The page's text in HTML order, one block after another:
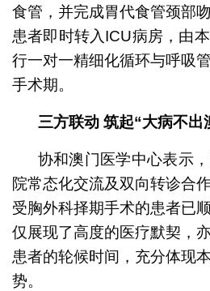
食管，并完成胃代食管颈部
患者即时转入ICU病房，由
行一对一精细化循环与呼吸
手术期。
三方联动 筑起“大病不出
协和澳门医学中心表示
院常态化交流及双向转诊合
受胸外科择期手术的患者已
仅展现了高度的医疗默契，
患者的轮候时间，充分体现
势。